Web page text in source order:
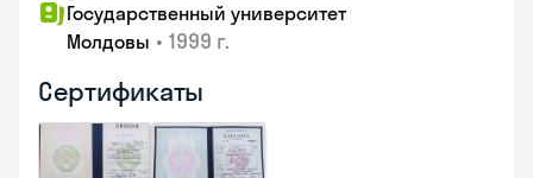
Государственный университет
Молдовы • 1999 г.
Сертификаты